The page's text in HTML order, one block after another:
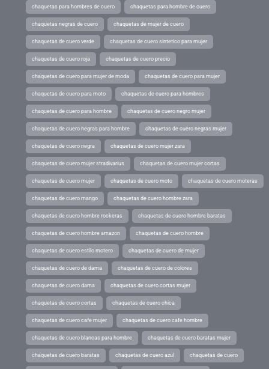
chaquetas para hombres de cuero chaquetas para hombre de cuero
chaquetas negras de cuero chaquetas de mujer de cuero
chaquetas de cuero verde chaquetas de cuero sintetico para mujer
chaquetas de cuero roja chaquetas de cuero precio
chaquetas de cuero para mujer de moda chaquetas de cuero para mujer
chaquetas de cuero para moto chaquetas de cuero para hombres
chaquetas de cuero para hombre chaquetas de cuero negro mujer
chaquetas de cuero negras para hombre chaquetas de cuero negras mujer
chaquetas de cuero negra chaquetas de cuero mujer zara
chaquetas de cuero mujer stradivarius chaquetas de cuero mujer cortas
chaquetas de cuero mujer chaquetas de cuero moto chaquetas de cuero moteras
chaquetas de cuero mango chaquetas de cuero hombre zara
chaquetas de cuero hombre rockeras chaquetas de cuero hombre baratas
chaquetas de cuero hombre amazon chaquetas de cuero hombre
chaquetas de cuero estilo motero chaquetas de cuero de mujer
chaquetas de cuero de dama chaquetas de cuero de colores
chaquetas de cuero dama chaquetas de cuero cortas mujer
chaquetas de cuero cortas chaquetas de cuero chica
chaquetas de cuero cafe mujer chaquetas de cuero cafe hombre
chaquetas de cuero blancas para hombre chaquetas de cuero baratas mujer
chaquetas de cuero baratas chaquetas de cuero azul chaquetas de cuero